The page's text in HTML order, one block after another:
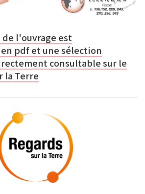
l'ouvrage est
pdf et une sélection
consultable sur le
la Terre